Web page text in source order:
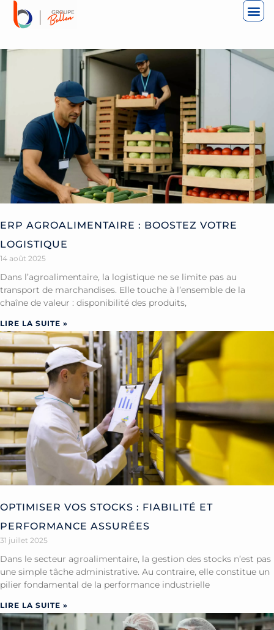
ALLER
AU
ERP AGROALIMENTAIRE : BOOSTEZ VOTRE
LOGISTIQUE
14 août 2025
Dans l’agroalimentaire, la logistique ne se limite pas au
transport de marchandises. Elle touche à l’ensemble de la
chaîne de valeur : disponibilité des produits,
LIRE LA SUITE »
OPTIMISER VOS STOCKS : FIABILITÉ ET
PERFORMANCE ASSURÉES
31 juillet 2025
Dans le secteur agroalimentaire, la gestion des stocks n’est pas
une simple tâche administrative. Au contraire, elle constitue un
pilier fondamental de la performance industrielle
LIRE LA SUITE »